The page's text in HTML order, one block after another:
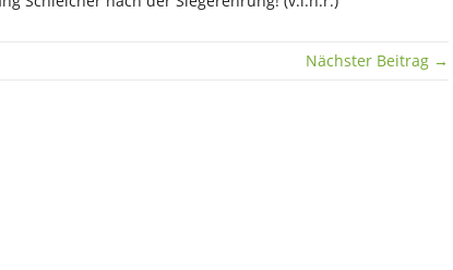
Nächster Beitrag →